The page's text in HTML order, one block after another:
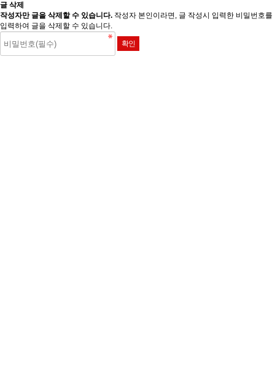
글 삭제
작성자만 글을 삭제할 수 있습니다. 작성자 본인이라면, 글 작성시 입력한 비밀번호를
입력하여 글을 삭제할 수 있습니다.